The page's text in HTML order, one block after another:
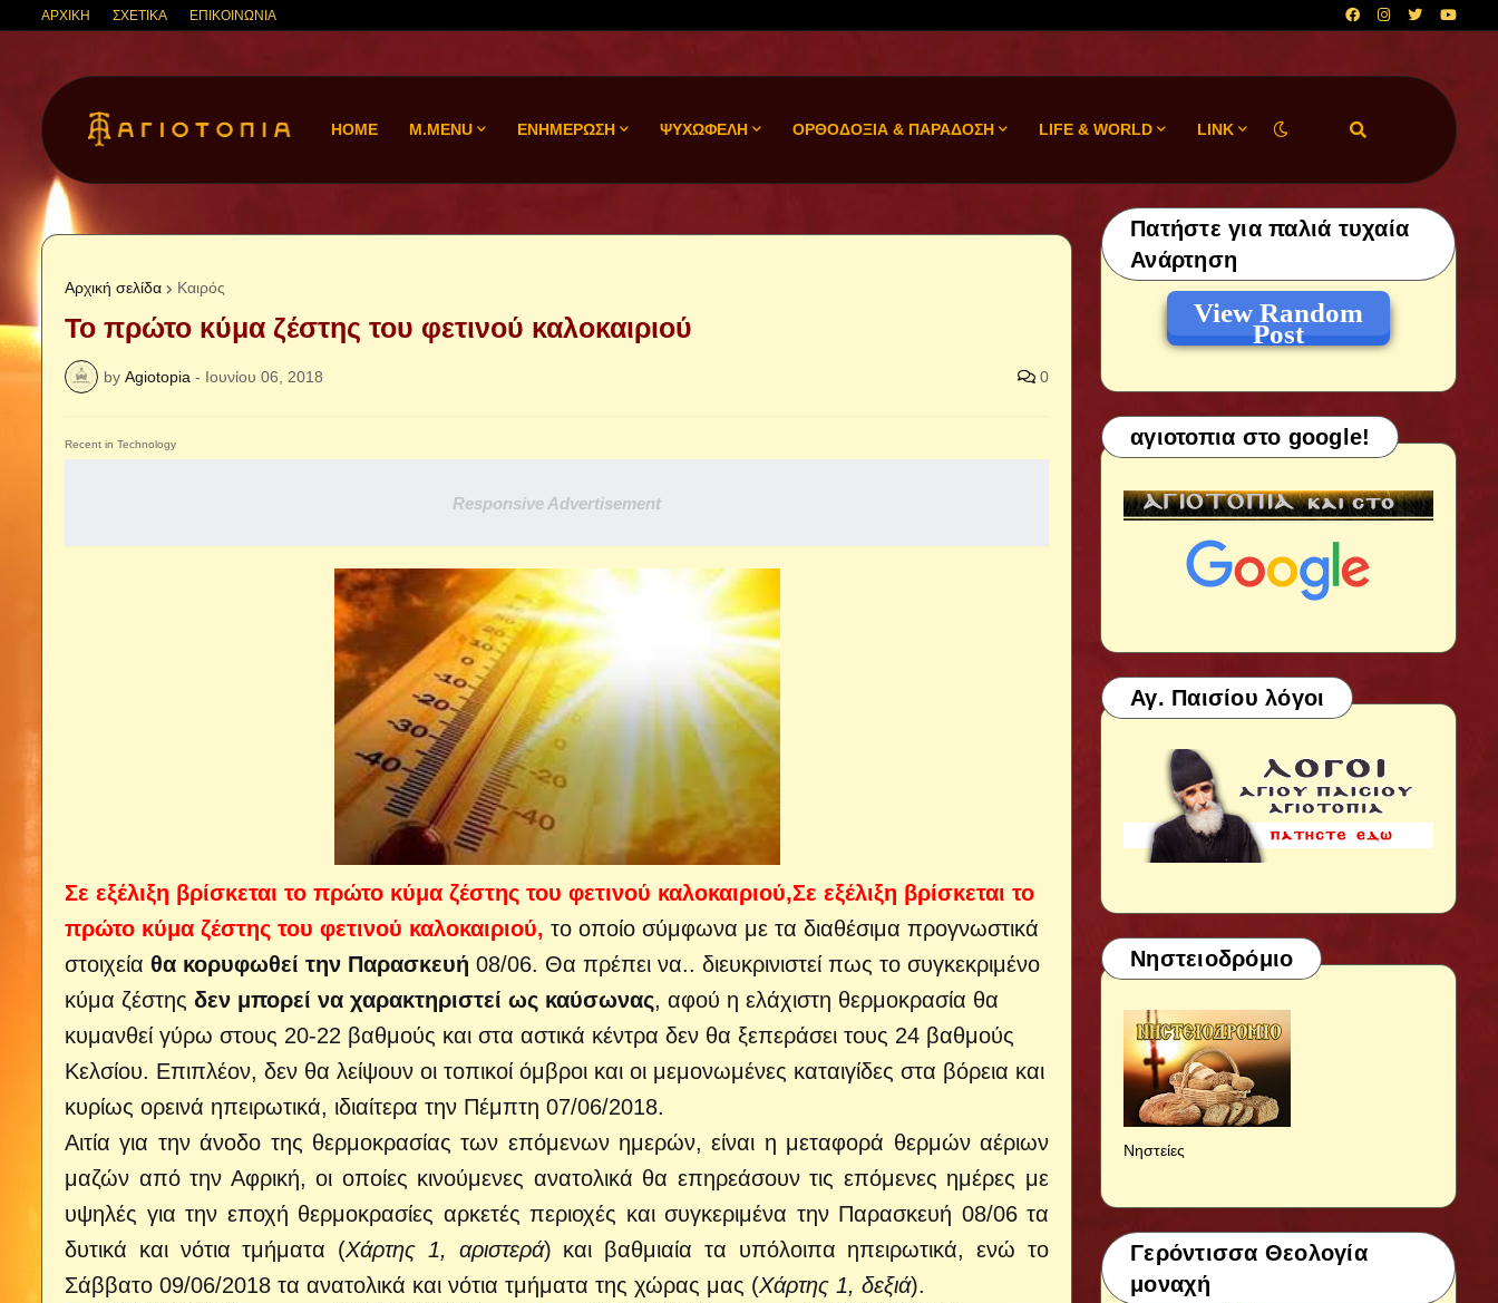
ΑΡΧΙΚΗ ΣΧΕΤΙΚΑ ΕΠΙΚΟΙΝΩΝΙΑ
HOME M.MENU ΕΝΗΜΕΡΩΣΗ ΨΥΧΩΦΕΛΗ ΟΡΘΟΔΟΞΙΑ & ΠΑΡΑΔΟΣΗ LIFE & WORLD LINK
Αρχική σελίδα Καιρός
Το πρώτο κύμα ζέστης του φετινού καλοκαιριού
by Agiotopia - Ιουνίου 06, 2018 0
Recent in Technology
Responsive Advertisement
Σε εξέλιξη βρίσκεται το πρώτο κύμα ζέστης του φετινού καλοκαιριού,Σε εξέλιξη βρίσκεται το
πρώτο κύμα ζέστης του φετινού καλοκαιριού, το οποίο σύμφωνα με τα διαθέσιμα προγνωστικά
στοιχεία θα κορυφωθεί την Παρασκευή 08/06. Θα πρέπει να.. διευκρινιστεί πως το συγκεκριμένο
κύμα ζέστης δεν μπορεί να χαρακτηριστεί ως καύσωνας, αφού η ελάχιστη θερμοκρασία θα
κυμανθεί γύρω στους 20-22 βαθμούς και στα αστικά κέντρα δεν θα ξεπεράσει τους 24 βαθμούς
Κελσίου. Επιπλέον, δεν θα λείψουν οι τοπικοί όμβροι και οι μεμονωμένες καταιγίδες στα βόρεια και
κυρίως ορεινά ηπειρωτικά, ιδιαίτερα την Πέμπτη 07/06/2018.
Αιτία για την άνοδο της θερμοκρασίας των επόμενων ημερών, είναι η μεταφορά θερμών αέριων
μαζών από την Αφρική, οι οποίες κινούμενες ανατολικά θα επηρεάσουν τις επόμενες ημέρες με
υψηλές για την εποχή θερμοκρασίες αρκετές περιοχές και συγκεριμένα την Παρασκευή 08/06 τα
δυτικά και νότια τμήματα (Χάρτης 1, αριστερά) και βαθμιαία τα υπόλοιπα ηπειρωτικά, ενώ το
Σάββατο 09/06/2018 τα ανατολικά και νότια τμήματα της χώρας μας (Χάρτης 1, δεξιά).
Πατήστε για παλιά τυχαία
Ανάρτηση
View Random
Post
αγιοτοπια στο google!
Αγ. Παισίου λόγοι
Νηστειοδρόμιο
Νηστείες
Γερόντισσα Θεολογία
μοναχή